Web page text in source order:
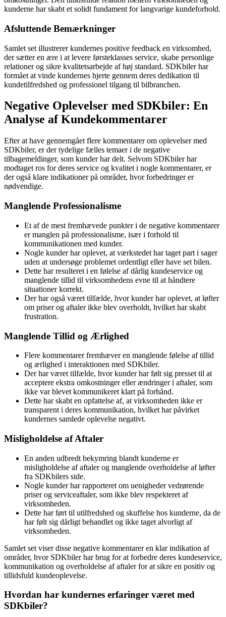
kunderne har skabt et solidt fundament for langvarige kundeforhold.
Afsluttende Bemærkninger
Samlet set illustrerer kundernes positive feedback en virksomhed,
der sætter en ære i at levere førsteklasses service, skabe personlige
relationer og sikre kvalitetsarbejde af høj standard. SDKbiler har
formået at vinde kundernes hjerte gennem deres dedikation til
kundetilfredshed og professionel tilgang til bilbranchen.
Negative Oplevelser med SDKbiler: En
Analyse af Kundekommentarer
Efter at have gennemgået flere kommentarer om oplevelser med
SDKbiler, er der tydelige fælles temaer i de negative
tilbagemeldinger, som kunder har delt. Selvom SDKbiler har
modtaget ros for deres service og kvalitet i nogle kommentarer, er
der også klare indikationer på områder, hvor forbedringer er
nødvendige.
Manglende Professionalisme
Et af de mest fremhævede punkter i de negative kommentarer
er manglen på professionalisme, især i forhold til
kommunikationen med kunder.
Nogle kunder har oplevet, at værkstedet har taget part i sager
uden at undersøge problemet ordentligt eller have set bilen.
Dette har resulteret i en følelse af dårlig kundeservice og
manglende tillid til virksomhedens evne til at håndtere
situationer korrekt.
Der har også været tilfælde, hvor kunder har oplevet, at løfter
om priser og aftaler ikke blev overholdt, hvilket har skabt
frustration.
Manglende Tillid og Ærlighed
Flere kommentarer fremhæver en manglende følelse af tillid
og ærlighed i interaktionen med SDKbiler.
Der har været tilfælde, hvor kunder har følt sig presset til at
acceptere ekstra omkostninger eller ændringer i aftaler, som
ikke var blevet kommunikeret klart på forhånd.
Dette har skabt en opfattelse af, at virksomheden ikke er
transparent i deres kommunikation, hvilket har påvirket
kundernes samlede oplevelse negativt.
Misligholdelse af Aftaler
En anden udbredt bekymring blandt kunderne er
misligholdelse af aftaler og manglende overholdelse af løfter
fra SDKbilers side.
Nogle kunder har rapporteret om uenigheder vedrørende
priser og serviceaftaler, som ikke blev respekteret af
virksomheden.
Dette har ført til utilfredshed og skuffelse hos kunderne, da de
har følt sig dårligt behandlet og ikke taget alvorligt af
virksomheden.
Samlet set viser disse negative kommentarer en klar indikation af
områder, hvor SDKbiler har brug for at forbedre deres kundeservice,
kommunikation og overholdelse af aftaler for at sikre en positiv og
tillidsfuld kundeoplevelse.
Hvordan har kundernes erfaringer været med
SDKbiler?